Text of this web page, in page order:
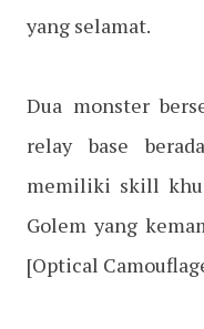
yang selamat.
Dua monster
relay base
memiliki skill
Golem yang
[Optical